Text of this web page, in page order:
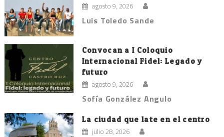
agosto 9, 2026
Luis Toledo Sande
Convocan a I Coloquio
Internacional Fidel: Legado y
futuro
agosto 9, 2026
Sofía González Angulo
La ciudad que late en el centro
julio 28, 2026